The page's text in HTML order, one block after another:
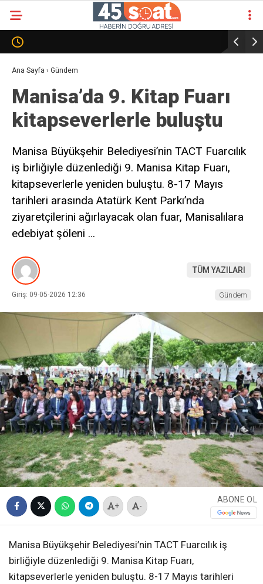
Ana Sayfa › Gündem
Manisa’da 9. Kitap Fuarı
kitapseverlerle buluştu
Manisa Büyükşehir Belediyesi’nin TACT Fuarcılık
iş birliğiyle düzenlediği 9. Manisa Kitap Fuarı,
kitapseverlerle yeniden buluştu. 8-17 Mayıs
tarihleri arasında Atatürk Kent Parkı’nda
ziyaretçilerini ağırlayacak olan fuar, Manisalılara
edebiyat şöleni …
TÜM YAZILARI
Giriş: 09-05-2026 12:36 Gündem
+ -
ABONE OL
Manisa Büyükşehir Belediyesi’nin TACT Fuarcılık iş
birliğiyle düzenlediği 9. Manisa Kitap Fuarı,
kitapseverlerle yeniden buluştu. 8-17 Mayıs tarihleri